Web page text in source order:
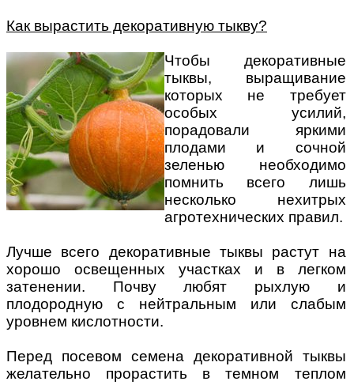
Как вырастить декоративную тыкву?
Чтобы декоративные
тыквы, выращивание
которых не требует
особых усилий,
порадовали яркими
плодами и сочной
зеленью необходимо
помнить всего лишь
несколько нехитрых
агротехнических правил.
Лучше всего декоративные тыквы растут на
хорошо освещенных участках и в легком
затенении. Почву любят рыхлую и
плодородную с нейтральным или слабым
уровнем кислотности.
Перед посевом семена декоративной тыквы
желательно прорастить в темном теплом